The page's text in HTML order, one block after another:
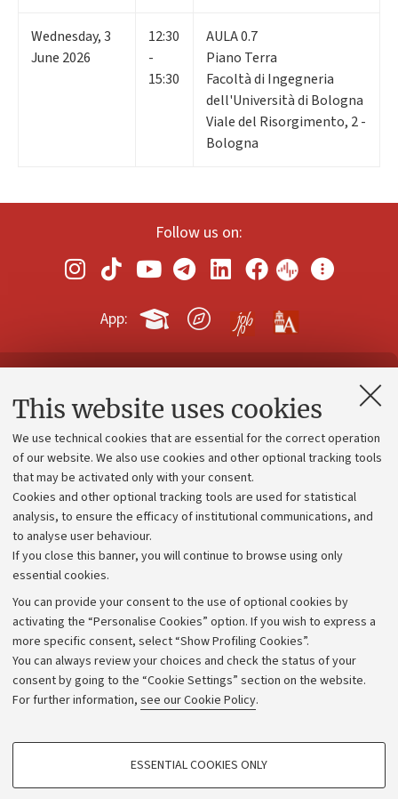
This website uses cookies
We use technical cookies that are essential for the correct operation
of our website. We also use cookies and other optional tracking tools
that may be activated only with your consent.
Cookies and other optional tracking tools are used for statistical
analysis, to ensure the efficacy of institutional communications, and
to analyse user behaviour.
If you close this banner, you will continue to browse using only
essential cookies.
You can provide your consent to the use of optional cookies by
activating the “Personalise Cookies” option. If you wish to express a
more specific consent, select “Show Profiling Cookies”.
You can always review your choices and check the status of your
consent by going to the “Cookie Settings” section on the website.
For further information, see our Cookie Policy.
PROFILING COOKIES - OPTIONAL
ESSENTIAL COOKIES ONLY
Wednesday,3
June 2026
12:30
-
15:30
AULA 0.7
Piano Terra
Facoltà di Ingegneria
dell'Università di Bologna
Viale del Risorgimento, 2 -
Bologna
Follow us on:
App:
Contacts and certified e-mail (PEC)
Administrative divisions
Work with us
Alumni community
Strategic plan
University budgets
Calls and competitions
Transparent administration
Appeals lodged
Merchandising - UniboStore
Website and accessibility information
Accessibility statement
Privacy policy and legal notes